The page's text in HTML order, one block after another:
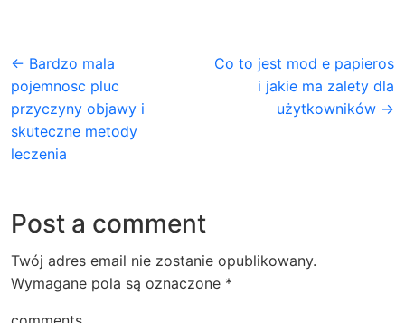
← Bardzo mala
pojemnosc pluc
przyczyny objawy i
skuteczne metody
leczenia
Co to jest mod e papieros
i jakie ma zalety dla
użytkowników →
Post a comment
Twój adres email nie zostanie opublikowany.
Wymagane pola są oznaczone *